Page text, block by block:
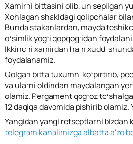
Xamirni bittasini olib, un sepilgan
Xohlagan shakldagi qolipchalar
Bunda stakanlardan, mayda
oʻsimlik yogʻi qopqogʻidan
Ikkinchi xamirdan ham xuddi
foydalanamiz.
Qolgan bitta tuxumni koʻpirtirib,
va ularni oldindan maydalangan
olamiz. Pergament qogʻoz
12 daqiqa davomida pishirib olamiz.
Yangidan yangi retseptlarni bizdan
telegram kanalimizga albatta a'zo